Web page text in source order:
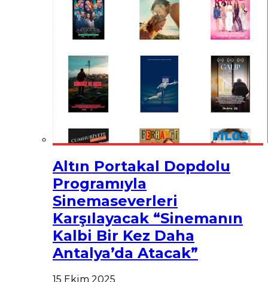
Altın Portakal Dopdolu
Programıyla
Sinemaseverleri
Karşılayacak “Sinemanın
Kalbi Bir Kez Daha
Antalya’da Atacak”
15 Ekim 2025